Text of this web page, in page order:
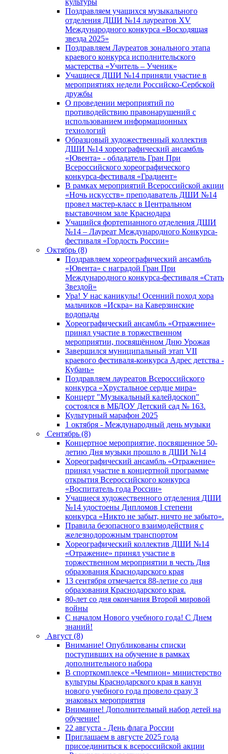
Поздравляем учащихся музыкального
отделения ДШИ №14 лауреатов XV
Международного конкурса «Восходящая
звезда 2025»
Поздравляем Лауреатов зонального этапа
краевого конкурса исполнительского
мастерства «Учитель – Ученик»
Учащиеся ДШИ №14 приняли участие в
мероприятиях недели Российско-Сербской
дружбы
О проведении мероприятий по
противодействию правонарушений с
использованием информационных
технологий
Образцовый художественный коллектив
ДШИ №14 хореографический ансамбль
«Ювента» - обладатель Гран При
Всероссийского хореографического
конкурса-фестиваля «Градиент»
В рамках мероприятий Всероссийской акции
«Ночь искусств» преподаватель ДШИ №14
провел мастер-класс в Центральном
выставочном зале Краснодара
Учащийся фортепианного отделения ДШИ
№14 – Лауреат Международного Конкурса-
фестиваля «Гордость России»
Октябрь (8)
Поздравляем хореографический ансамбль
«Ювента» с наградой Гран При
Международного конкурса-фестиваля «Стать
Звездой»
Ура! У нас каникулы! Осенний поход хора
мальчиков «Искра» на Каверзинские
водопады
Хореографический ансамбль «Отражение»
принял участие в торжественном
мероприятии, посвящённом Дню Урожая
Завершился муниципальный этап VII
краевого фестиваля-конкурса Адрес детства -
Кубань»
Поздравляем лауреатов Всероссийского
конкурса «Хрустальное сердце мира»
Концерт "Музыкальный калейдоскоп"
состоялся в МБДОУ Детский сад № 163.
Культурный марафон 2025
1 октября - Международный день музыки
Сентябрь (8)
Концертное мероприятие, посвященное 50-
летию Дня музыки прошло в ДШИ №14
Хореографический ансамбль «Отражение»
принял участие в концертной программе
открытия Всероссийского конкурса
«Воспитатель года России»
Учащиеся художественного отделения ДШИ
№14 удостоены Дипломов I степени
конкурса «Никто не забыт, ничто не забыто».
Правила безопасного взаимодействия с
железнодорожным транспортом
Хореографический коллектив ДШИ №14
«Отражение» принял участие в
торжественном мероприятии в честь Дня
образования Краснодарского края
13 сентября отмечается 88-летие со дня
образования Краснодарского края.
80-лет со дня окончания Второй мировой
войны
С началом Нового учебного года! С Днем
знаний!
Август (8)
Внимание! Опубликованы списки
поступивших на обучение в рамках
дополнительного набора
В спорткомплексе «Чемпион» министерство
культуры Краснодарского края в канун
нового учебного года провело сразу 3
знаковых мероприятия
Внимание! Дополнительный набор детей на
обучение!
22 августа - День флага России
Приглашаем в августе 2025 года
присоединиться к всероссийской акции